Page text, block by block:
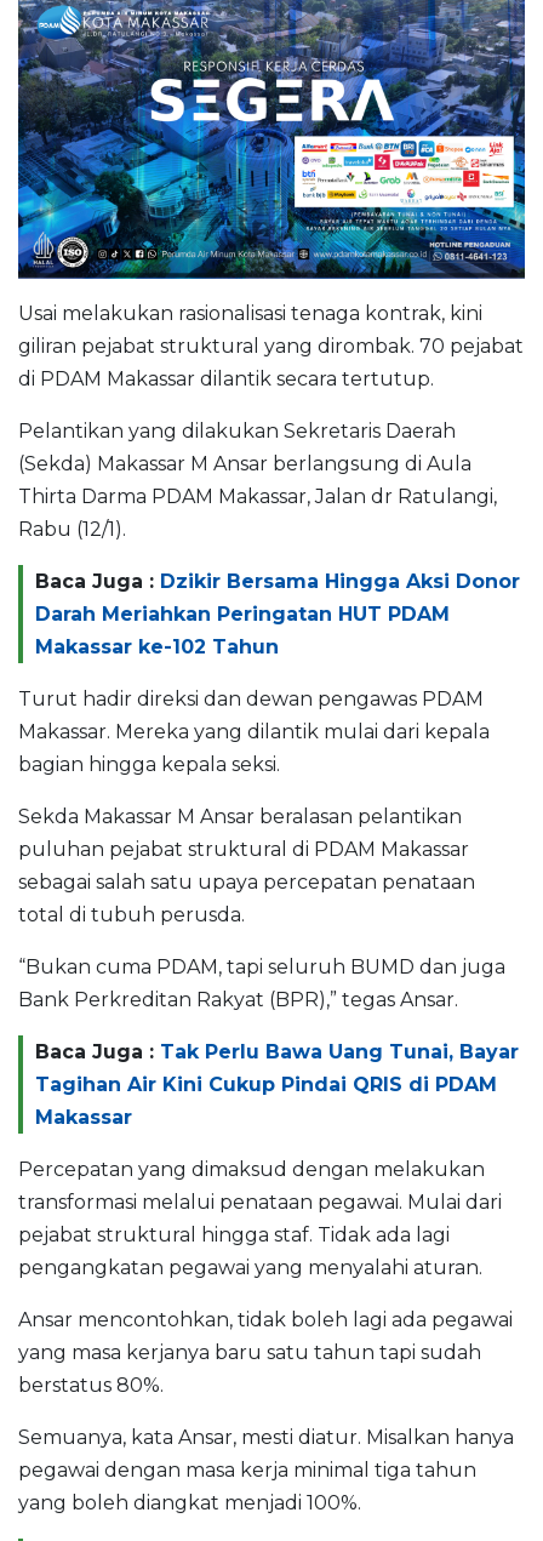
Usai melakukan rasionalisasi tenaga kontrak, kini
giliran pejabat struktural yang dirombak. 70 pejabat
di PDAM Makassar dilantik secara tertutup.
Pelantikan yang dilakukan Sekretaris Daerah
(Sekda) Makassar M Ansar berlangsung di Aula
Thirta Darma PDAM Makassar, Jalan dr Ratulangi,
Rabu (12/1).
Baca Juga : Dzikir Bersama Hingga Aksi Donor
Darah Meriahkan Peringatan HUT PDAM
Makassar ke-102 Tahun
Turut hadir direksi dan dewan pengawas PDAM
Makassar. Mereka yang dilantik mulai dari kepala
bagian hingga kepala seksi.
Sekda Makassar M Ansar beralasan pelantikan
puluhan pejabat struktural di PDAM Makassar
sebagai salah satu upaya percepatan penataan
total di tubuh perusda.
“Bukan cuma PDAM, tapi seluruh BUMD dan juga
Bank Perkreditan Rakyat (BPR),” tegas Ansar.
Baca Juga : Tak Perlu Bawa Uang Tunai, Bayar
Tagihan Air Kini Cukup Pindai QRIS di PDAM
Makassar
Percepatan yang dimaksud dengan melakukan
transformasi melalui penataan pegawai. Mulai dari
pejabat struktural hingga staf. Tidak ada lagi
pengangkatan pegawai yang menyalahi aturan.
Ansar mencontohkan, tidak boleh lagi ada pegawai
yang masa kerjanya baru satu tahun tapi sudah
berstatus 80%.
Semuanya, kata Ansar, mesti diatur. Misalkan hanya
pegawai dengan masa kerja minimal tiga tahun
yang boleh diangkat menjadi 100%.